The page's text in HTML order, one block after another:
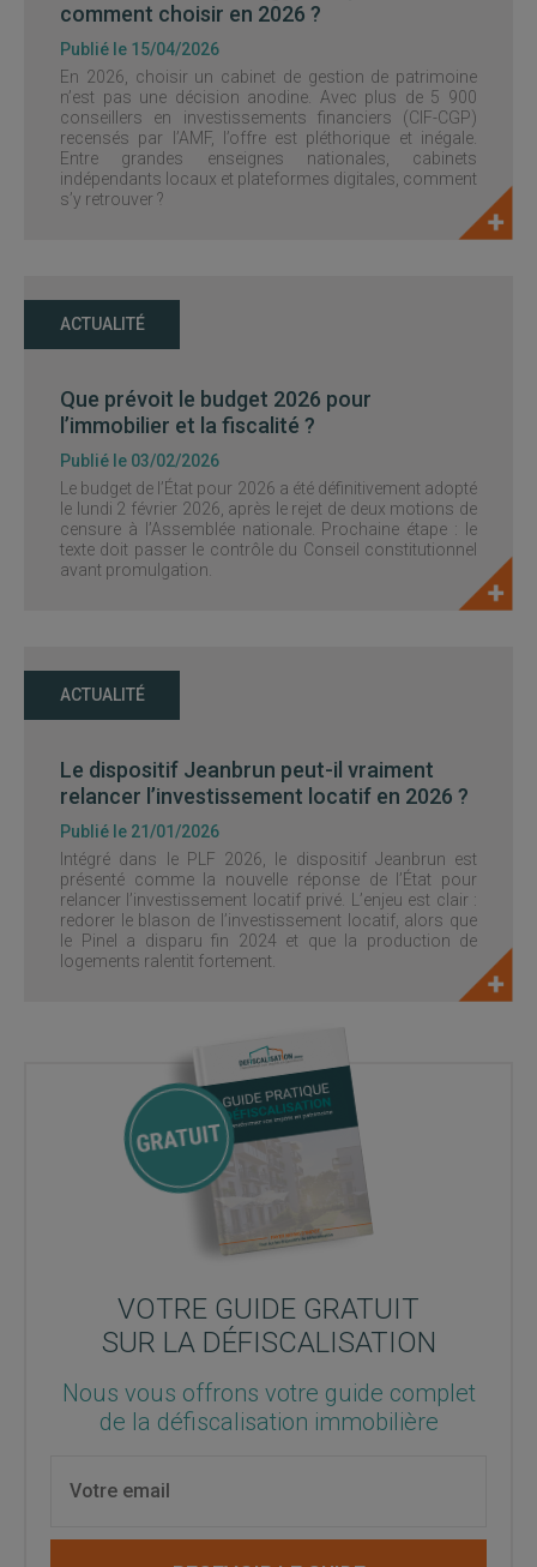
comment choisir en 2026 ?
Publié le 15/04/2026
En 2026, choisir un cabinet de gestion de patrimoine
n’est pas une décision anodine. Avec plus de 5 900
conseillers en investissements financiers (CIF-CGP)
recensés par l’AMF, l’offre est pléthorique et inégale.
Entre grandes enseignes nationales, cabinets
indépendants locaux et plateformes digitales, comment
s’y retrouver ?
ACTUALITÉ
Que prévoit le budget 2026 pour
l’immobilier et la fiscalité ?
Publié le 03/02/2026
Le budget de l’État pour 2026 a été définitivement adopté
le lundi 2 février 2026, après le rejet de deux motions de
censure à l’Assemblée nationale. Prochaine étape : le
texte doit passer le contrôle du Conseil constitutionnel
avant promulgation.
ACTUALITÉ
Le dispositif Jeanbrun peut-il vraiment
relancer l’investissement locatif en 2026 ?
Publié le 21/01/2026
Intégré dans le PLF 2026, le dispositif Jeanbrun est
présenté comme la nouvelle réponse de l’État pour
relancer l’investissement locatif privé. L’enjeu est clair :
redorer le blason de l’investissement locatif, alors que
le Pinel a disparu fin 2024 et que la production de
logements ralentit fortement.
VOTRE GUIDE GRATUIT
SUR LA DÉFISCALISATION
Nous vous offrons votre guide complet
de la défiscalisation immobilière